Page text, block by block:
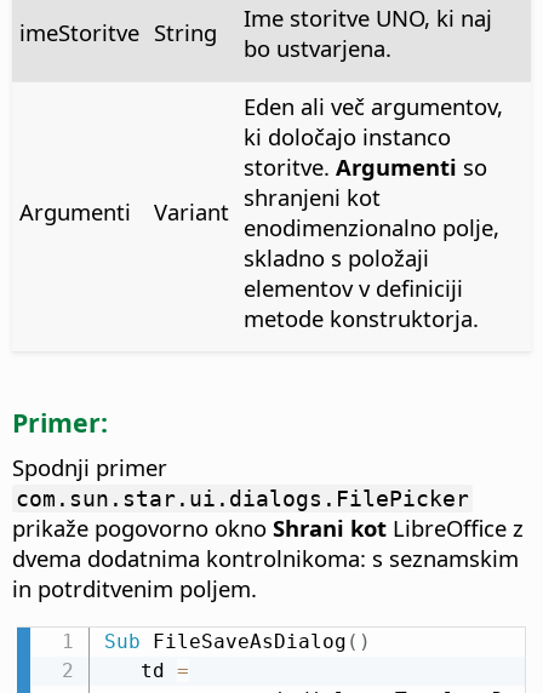
imeStoritve String
Ime storitve UNO, ki naj
bo ustvarjena.
Argumenti Variant
Eden ali več argumentov,
ki določajo instanco
storitve. Argumenti so
shranjeni kot
enodimenzionalno polje,
skladno s položaji
elementov v definiciji
metode konstruktorja.
Primer:
Spodnji primer
com.sun.star.ui.dialogs.FilePicker
prikaže pogovorno okno Shrani kot LibreOffice z
dvema dodatnima kontrolnikoma: s seznamskim
in potrditvenim poljem.
Sub FileSaveAsDialog ( )
   td
=